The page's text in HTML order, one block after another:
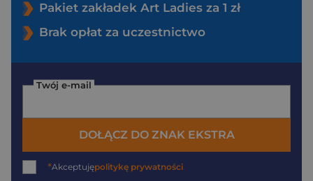
Pakiet zakładek Art Ladies za 1 zł
Brak opłat za uczestnictwo
Twój e-mail
DOŁĄCZ DO ZNAK EKSTRA
*Akceptujępolitykę prywatności